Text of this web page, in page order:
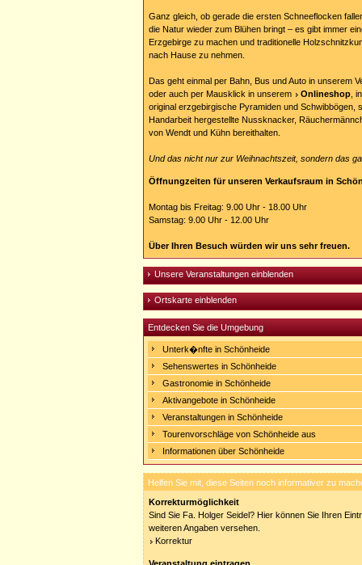
Ganz gleich, ob gerade die ersten Schneeflocken
die Natur wieder zum Blühen bringt – es gibt immer
Erzgebirge zu machen und traditionelle
nach Hause zu nehmen.
Das geht einmal per Bahn, Bus und Auto in unserem
oder auch per Mausklick in unserem
Onlineshop ,
original erzgebirgische Pyramiden und Schwibbögen,
Handarbeit hergestellte Nussknacker,
von Wendt und Kühn bereithalten.
Und das nicht nur zur Weihnachtszeit, sondern das
Öffnungzeiten für unseren Verkaufsraum in
Montag bis Freitag: 9.00 Uhr - 18.00 Uhr
Samstag: 9.00 Uhr - 12.00 Uhr
Über Ihren Besuch würden wir uns sehr freuen.
Unsere Veranstaltungen einblenden
Ortskarte einblenden
Entdecken Sie die Umgebung
Unterk�nfte in Schönheide
Sehenswertes in Schönheide
Gastronomie in Schönheide
Aktivangebote in Schönheide
Veranstaltungen in Schönheide
Tourenvorschläge von Schönheide aus
Informationen über Schönheide
Helfen Sie mit, diese Seiten noch informativer zu
Korrekturmöglichkeit
Sind Sie Fa. Holger Seidel? Hier können Sie Ihren
weiteren Angaben versehen.
Korrektur